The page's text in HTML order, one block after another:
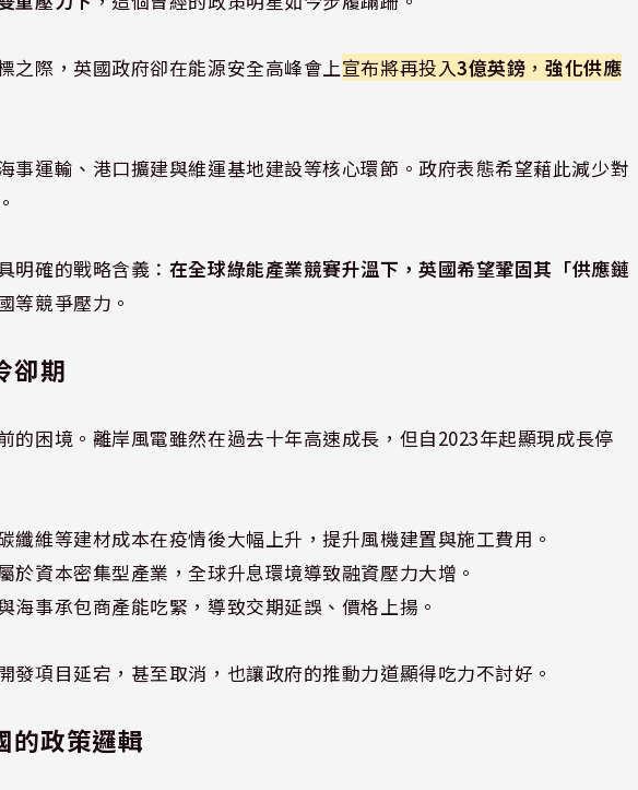
之際，英國政府卻在能源安全高峰會上宣布將再投入3億英鎊 ， 強化供應
事運輸、港口擴建與維運基地建設等核心環節。政府表態希望藉此減少對
明確的戰略含義： 在全球綠能產業競賽升溫下，英國希望鞏固其「供應鏈
等競爭壓力。
卻期
的困境。離岸風電雖然在過去十年高速成長，但自2023年起顯現成長停
纖維等建材成本在疫情後大幅上升，提升風機建置與施工費用。
於資本密集型產業，全球升息環境導致融資壓力大增。
海事承包商產能吃緊，導致交期延誤、價格上揚。
發項目延宕，甚至取消，也讓政府的推動力道顯得吃力不討好。
的政策邏輯